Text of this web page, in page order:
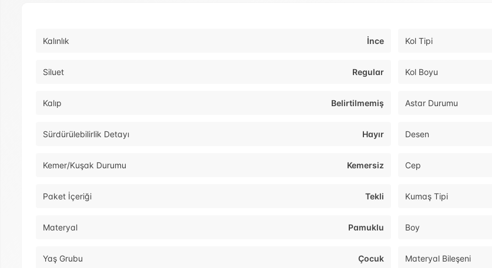
Kalınlık İnce Kol Tipi
Siluet Regular Kol Boyu
Kalıp Belirtilmemiş Astar Durumu
Sürdürülebilirlik Detayı Hayır Desen
Kemer/Kuşak Durumu Kemersiz Cep
Paket İçeriği Tekli Kumaş Tipi
Materyal Pamuklu Boy
Yaş Grubu Çocuk Materyal Bileşeni